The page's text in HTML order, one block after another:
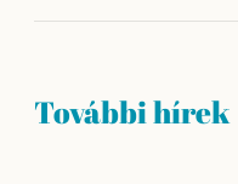
További hírek